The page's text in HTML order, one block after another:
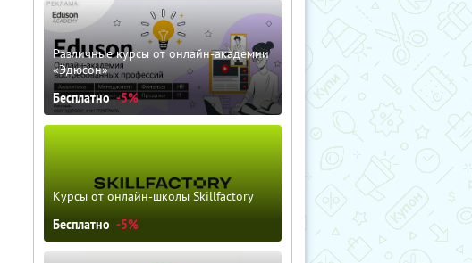
Различные курсы от онлайн-академии
«Эдюсон»
Бесплатно -5%
Курсы от онлайн-школы Skillfactory
Бесплатно -5%